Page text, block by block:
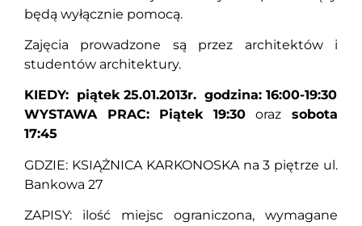
będą wyłącznie pomocą.
Zajęcia prowadzone są przez architektów i
studentów architektury.
KIEDY: piątek 25.01.2013r. godzina: 16:00-19:30
WYSTAWA PRAC: Piątek 19:30oraz sobota
17:45
GDZIE: KSIĄŻNICA KARKONOSKA na 3 piętrze ul.
Bankowa 27
ZAPISY: ilość miejsc ograniczona, wymagane